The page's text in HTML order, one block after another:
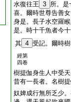
水復往王 3 所。是
喜。爾時世尊告善
身是。長子水空羅
是。時十千魚者今
其 4 受記。爾時
經第
四卷
樹提伽身生人中受
昔有一長者。名樹
奴婢成行無所乏少